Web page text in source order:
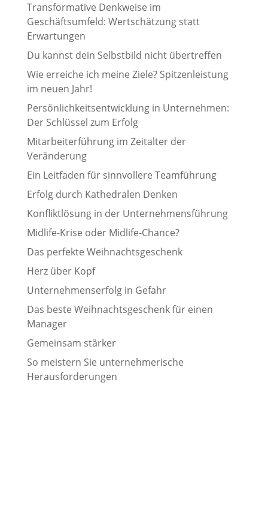
Transformative Denkweise im
Geschäftsumfeld: Wertschätzung statt
Erwartungen
Du kannst dein Selbstbild nicht übertreffen
Wie erreiche ich meine Ziele? Spitzenleistung
im neuen Jahr!
Persönlichkeitsentwicklung in Unternehmen:
Der Schlüssel zum Erfolg
Mitarbeiterführung im Zeitalter der
Veränderung
Ein Leitfaden für sinnvollere Teamführung
Erfolg durch Kathedralen Denken
Konfliktlösung in der Unternehmensführung
Midlife-Krise oder Midlife-Chance?
Das perfekte Weihnachtsgeschenk
Herz über Kopf
Unternehmenserfolg in Gefahr
Das beste Weihnachtsgeschenk für einen
Manager
Gemeinsam stärker
So meistern Sie unternehmerische
Herausforderungen